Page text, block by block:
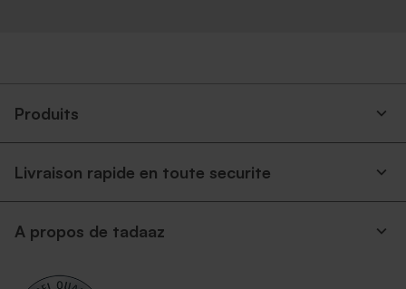
Produits
Livraison rapide en toute securite
A propos de tadaaz